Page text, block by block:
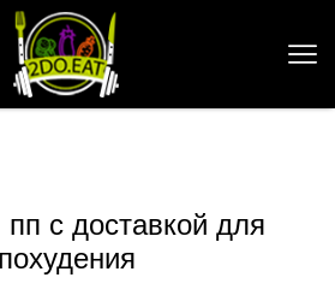
пп с доставкой для
похудения